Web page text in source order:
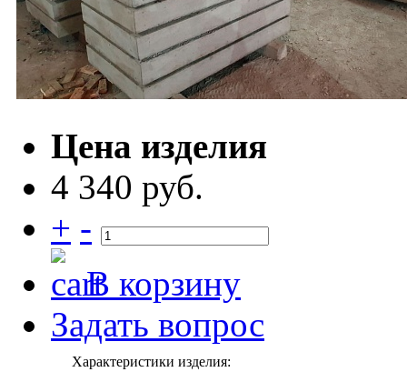
Цена изделия
4 340 руб.
+ -
В корзину
Задать вопрос
Характеристики изделия: